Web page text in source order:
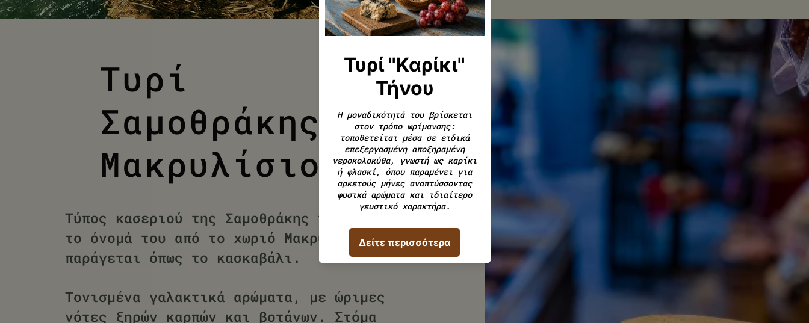
Τυρί
Σαμοθράκης
Μακρυλίσιο
Τύπος κασεριού της Σαμοθράκης που παίρνει
το όνομά του από το χωριό Μακρυλιές και
παράγεται όπως το κασκαβάλι.
Τονισμένα γαλακτικά αρώματα, με ώριμες
νότες ξηρών καρπών και βοτάνων. Στόμα